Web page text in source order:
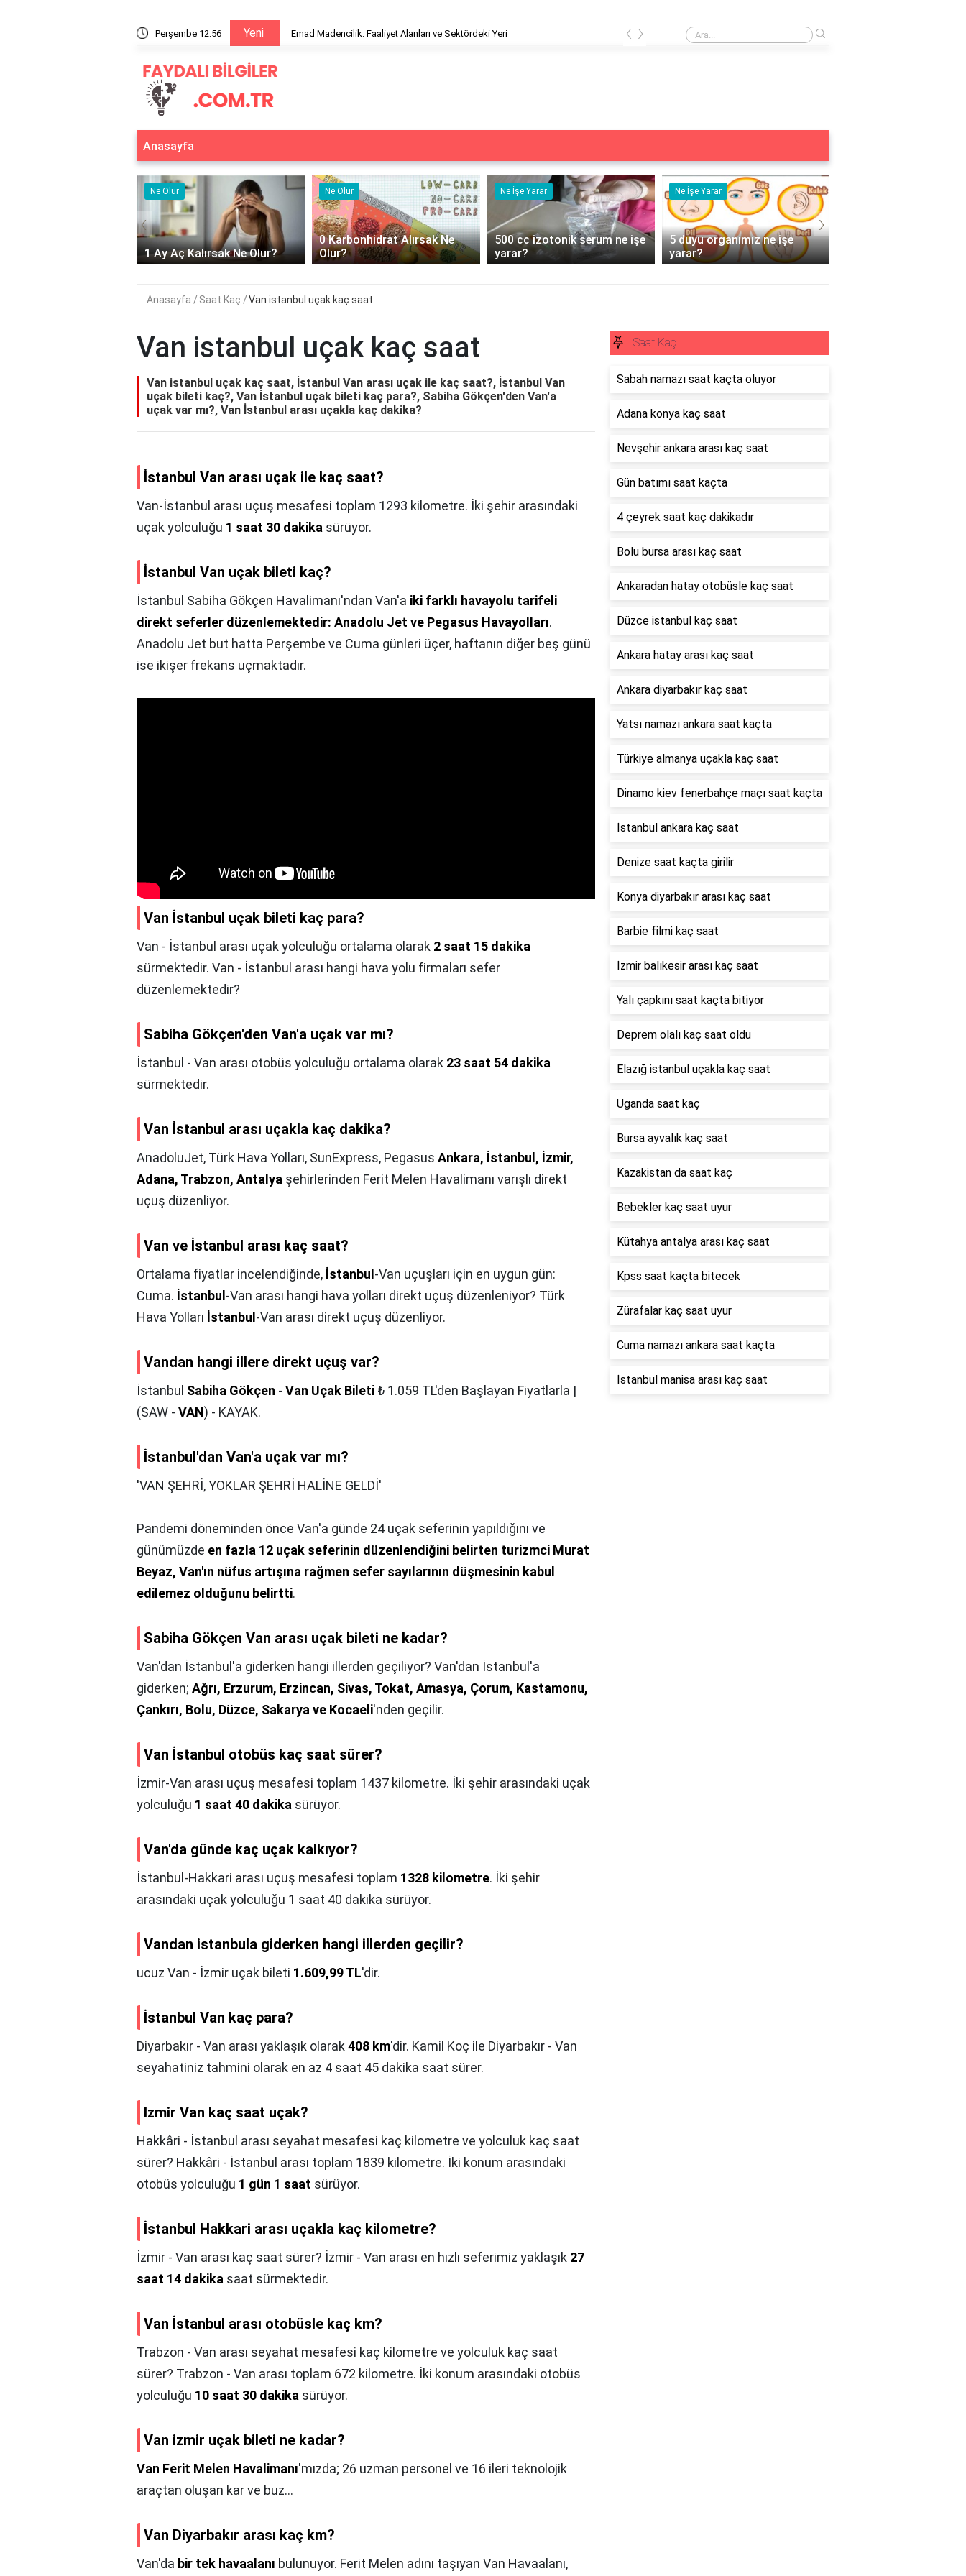
Perşembe 12:57 Yeni
Alanları ve Sektördeki Yeri Emad Madencilik: Faaliyet Alanları ve Sektördeki Yeri Emad Madencilik: Faaliyet Alanları ve Sektördeki Yeri
‹ ›
Anasayfa
Ne Olur
1 Ay Aç Kalırsak Ne Olur?
Ne Olur
0 Karbonhidrat Alırsak Ne
Olur?
Ne İşe Yarar
500 cc izotonik serum ne işe
yarar?
Ne İşe Yarar
5 duyu organımız ne işe
yarar?
‹ ›
Anasayfa Saat Kaç Van istanbul uçak kaç saat
Van istanbul uçak kaç saat
Van istanbul uçak kaç saat, İstanbul Van arası uçak ile kaç saat?, İstanbul Van
uçak bileti kaç?, Van İstanbul uçak bileti kaç para?, Sabiha Gökçen'den Van'a
uçak var mı?, Van İstanbul arası uçakla kaç dakika?
İstanbul Van arası uçak ile kaç saat?
Van-İstanbul arası uçuş mesafesi toplam 1293 kilometre. İki şehir arasındaki
uçak yolculuğu 1 saat 30 dakika sürüyor.
İstanbul Van uçak bileti kaç?
İstanbul Sabiha Gökçen Havalimanı'ndan Van'a iki farklı havayolu tarifeli
direkt seferler düzenlemektedir: Anadolu Jet ve Pegasus Havayolları.
Anadolu Jet but hatta Perşembe ve Cuma günleri üçer, haftanın diğer beş günü
ise ikişer frekans uçmaktadır.
Van İstanbul uçak bileti kaç para?
Van - İstanbul arası uçak yolculuğu ortalama olarak 2 saat 15 dakika
sürmektedir. Van - İstanbul arası hangi hava yolu firmaları sefer
düzenlemektedir?
Sabiha Gökçen'den Van'a uçak var mı?
İstanbul - Van arası otobüs yolculuğu ortalama olarak 23 saat 54 dakika
sürmektedir.
Van İstanbul arası uçakla kaç dakika?
AnadoluJet, Türk Hava Yolları, SunExpress, Pegasus Ankara, İstanbul, İzmir,
Adana, Trabzon, Antalya şehirlerinden Ferit Melen Havalimanı varışlı direkt
uçuş düzenliyor.
Van ve İstanbul arası kaç saat?
Ortalama fiyatlar incelendiğinde, İstanbul -Van uçuşları için en uygun gün:
Cuma. İstanbul -Van arası hangi hava yolları direkt uçuş düzenleniyor? Türk
Hava Yolları İstanbul -Van arası direkt uçuş düzenliyor.
Vandan hangi illere direkt uçuş var?
İstanbul Sabiha Gökçen - Van Uçak Bileti ₺ 1.059 TL'den Başlayan Fiyatlarla |
(SAW - VAN) - KAYAK.
İstanbul'dan Van'a uçak var mı?
'VAN ŞEHRİ, YOKLAR ŞEHRİ HALİNE GELDİ'
Pandemi döneminden önce Van'a günde 24 uçak seferinin yapıldığını ve
günümüzde en fazla 12 uçak seferinin düzenlendiğini belirten turizmci Murat
Beyaz, Van'ın nüfus artışına rağmen sefer sayılarının düşmesinin kabul
edilemez olduğunu belirtti.
Sabiha Gökçen Van arası uçak bileti ne kadar?
Van'dan İstanbul'a giderken hangi illerden geçiliyor? Van'dan İstanbul'a
giderken; Ağrı, Erzurum, Erzincan, Sivas, Tokat, Amasya, Çorum, Kastamonu,
Çankırı, Bolu, Düzce, Sakarya ve Kocaeli'nden geçilir.
Van İstanbul otobüs kaç saat sürer?
İzmir-Van arası uçuş mesafesi toplam 1437 kilometre. İki şehir arasındaki uçak
yolculuğu 1 saat 40 dakika sürüyor.
Van'da günde kaç uçak kalkıyor?
İstanbul-Hakkari arası uçuş mesafesi toplam 1328 kilometre. İki şehir
arasındaki uçak yolculuğu 1 saat 40 dakika sürüyor.
Vandan istanbula giderken hangi illerden geçilir?
ucuz Van - İzmir uçak bileti 1.609,99 TL'dir.
İstanbul Van kaç para?
Diyarbakır - Van arası yaklaşık olarak408 km'dir. Kamil Koç ile Diyarbakır - Van
seyahatiniz tahmini olarak en az 4 saat 45 dakika saat sürer.
Izmir Van kaç saat uçak?
Hakkâri - İstanbul arası seyahat mesafesi kaç kilometre ve yolculuk kaç saat
sürer? Hakkâri - İstanbul arası toplam 1839 kilometre. İki konum arasındaki
otobüs yolculuğu 1 gün 1 saat sürüyor.
İstanbul Hakkari arası uçakla kaç kilometre?
İzmir - Van arası kaç saat sürer? İzmir - Van arası en hızlı seferimiz yaklaşık 27
saat 14 dakika saat sürmektedir.
Van İstanbul arası otobüsle kaç km?
Trabzon - Van arası seyahat mesafesi kaç kilometre ve yolculuk kaç saat
sürer? Trabzon - Van arası toplam 672 kilometre. İki konum arasındaki otobüs
yolculuğu 10 saat 30 dakika sürüyor.
Van izmir uçak bileti ne kadar?
Van Ferit Melen Havalimanı'mızda; 26 uzman personel ve 16 ileri teknolojik
araçtan oluşan kar ve buz...
Van Diyarbakır arası kaç km?
Van'da bir tek havaalanı bulunuyor. Ferit Melen adını taşıyan Van Havaalanı,
Saat Kaç
Sabah namazı saat kaçta oluyor
Adana konya kaç saat
Nevşehir ankara arası kaç saat
Gün batımı saat kaçta
4 çeyrek saat kaç dakikadır
Bolu bursa arası kaç saat
Ankaradan hatay otobüsle kaç saat
Düzce istanbul kaç saat
Ankara hatay arası kaç saat
Ankara diyarbakır kaç saat
Yatsı namazı ankara saat kaçta
Türkiye almanya uçakla kaç saat
Dinamo kiev fenerbahçe maçı saat kaçta
İstanbul ankara kaç saat
Denize saat kaçta girilir
Konya diyarbakır arası kaç saat
Barbie filmi kaç saat
İzmir balıkesir arası kaç saat
Yalı çapkını saat kaçta bitiyor
Deprem olalı kaç saat oldu
Elazığ istanbul uçakla kaç saat
Uganda saat kaç
Bursa ayvalık kaç saat
Kazakistan da saat kaç
Bebekler kaç saat uyur
Kütahya antalya arası kaç saat
Kpss saat kaçta bitecek
Zürafalar kaç saat uyur
Cuma namazı ankara saat kaçta
İstanbul manisa arası kaç saat